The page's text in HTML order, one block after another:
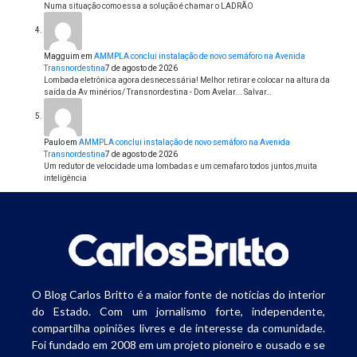
Numa situação como essa a solução é chamar o LADRÃO
Magguim em AMMPLA conclui instalação de novo semáforo na Avenida
Transnordestina7 de agosto de 2026
Lombada eletrônica agora desnecessária! Melhor retirar e colocar na altura da
saída da Av minérios/ Transnordestina - Dom Avelar... Salvar…
Pauloem AMMPLA conclui instalação de novo semáforo na Avenida
Transnordestina7 de agosto de 2026
Um redutor de velocidade uma lombadas e um cemafaro todos juntos,muita
inteligência
O Blog Carlos Britto é a maior fonte de notícias do interior
do Estado. Com um jornalismo forte, independente,
compartilha opiniões livres e de interesse da comunidade.
Foi fundado em 2008 em um projeto pioneiro e ousado e se